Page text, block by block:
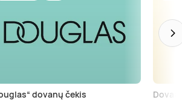
dovanų čekis